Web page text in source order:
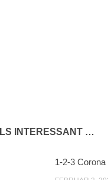
INTERESSANT …
1-2-3 Corona